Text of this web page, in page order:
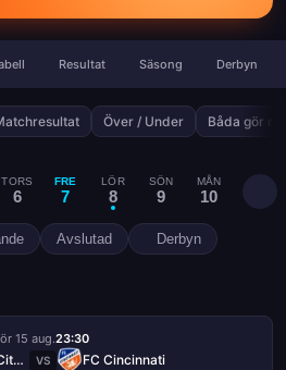
Resultat Säsong Derbyn
Över / Under Båda gör
TORS
6
FRE
7
LÖR
8
SÖN
9
MÅN
10
TIS
Avslutad Derbyn
15 aug.23:30
Orlando City SC VS FC Cincinnati